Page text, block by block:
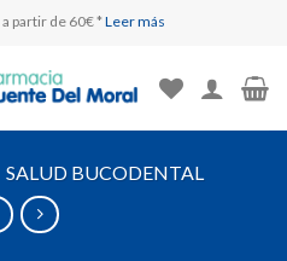
a partir de 60€ * Leer más
SALUD BUCODENTAL